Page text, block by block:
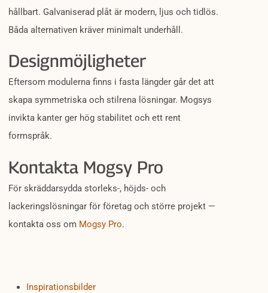
hållbart. Galvaniserad plåt är modern, ljus och tidlös.
Båda alternativen kräver minimalt underhåll.
Designmöjligheter
Eftersom modulerna finns i fasta längder går det att
skapa symmetriska och stilrena lösningar. Mogsys
invikta kanter ger hög stabilitet och ett rent
formspråk.
Kontakta Mogsy Pro
För skräddarsydda storleks-, höjds- och
lackeringslösningar för företag och större projekt —
kontakta oss om Mogsy Pro.
Inspirationsbilder